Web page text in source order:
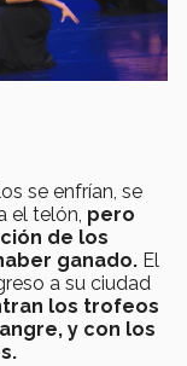
se enfrían, se
el telón, pero
de los
ganado. El
a su ciudad
los trofeos
y con los